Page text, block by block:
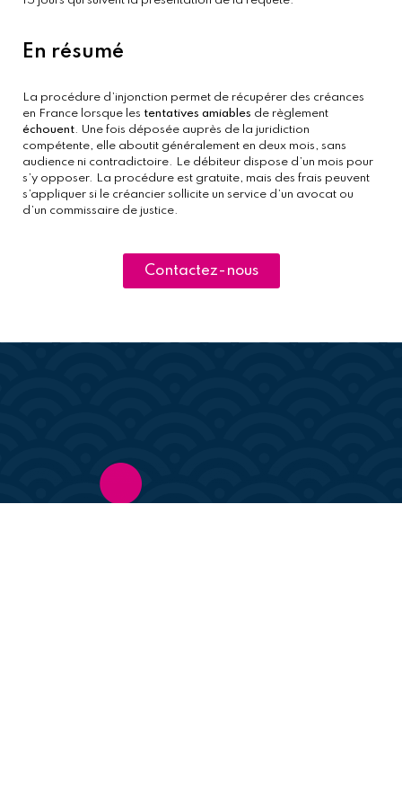
En résumé
La procédure d’injonction permet de récupérer des créances
en France lorsque les tentatives amiables
échouent. Une fois déposée auprès de la juridiction
compétente, elle aboutit généralement en deux mois, sans
audience ni contradictoire. Le débiteur dispose d’un mois pour
s’y opposer. La procédure est gratuite, mais des frais peuvent
s’appliquer si le créancier sollicite un service d’un avocat ou
d’un commissaire de justice.
Contactez-nous